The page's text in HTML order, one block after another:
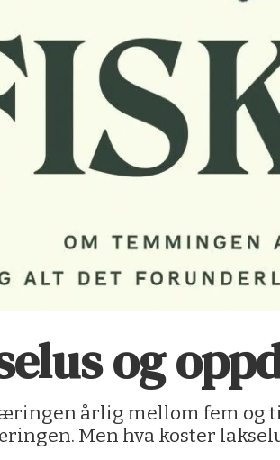
og
årlig mellom fem og
Men hva koster